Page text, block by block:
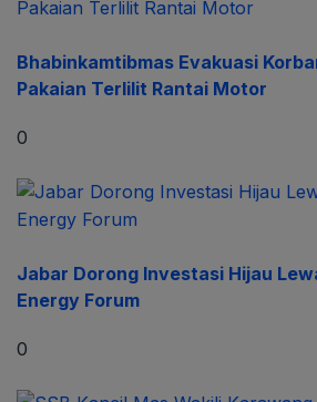
Bhabinkamtibmas Evakuasi
Pakaian Terlilit Rantai Motor
0
Jabar Dorong Investasi Hijau
Energy Forum
0